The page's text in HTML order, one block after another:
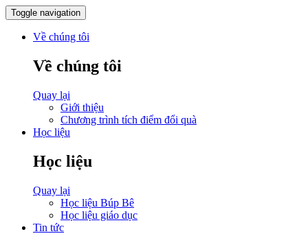
Toggle navigation
Về chúng tôi
Về chúng tôi
Quay lại
Giới thiệu
Chương trình tích điểm đổi quà
Học liệu
Học liệu
Quay lại
Học liệu Búp Bê
Học liệu giáo dục
Tin tức